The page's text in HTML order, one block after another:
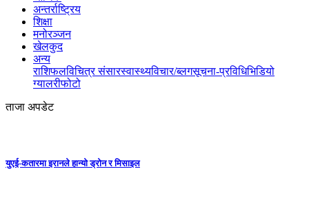
अन्तर्राष्ट्रिय
शिक्षा
मनोरञ्जन
खेलकुद
अन्य
राशिफलविचित्र संसारस्वास्थ्यविचार/ब्लगसूचना-प्रविधिभिडियो
ग्यालरीफोटो
ताजा अपडेट
युएई-कतारमा इरानले हान्यो ड्रोन र मिसाइल